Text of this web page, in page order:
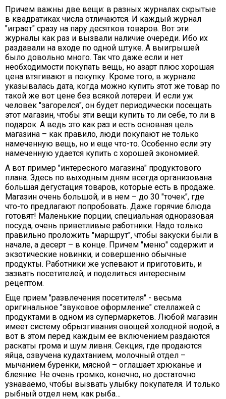
Причем важны две вещи: в разных журналах скрытые
в квадратиках числа отличаются. И каждый журнал
"играет" сразу на пару десятков товаров. Вот эти
журналы как раз и вызвали наличие очереди. Ибо их
раздавали на входе по одной штуке. А выигрышей
было довольно много. Так что даже если и нет
необходимости покупать вещь, но азарт плюс хорошая
цена втягивают в покупку. Кроме того, в журнале
указывалась дата, когда можно купить этот же товар по
такой же вот цене без всякой лотереи. И если уж
человек "загорелся", он будет периодически посещать
этот магазин, чтобы эти вещи купить то ли себе, то ли в
подарок. А ведь это как раз и есть основная цель
магазина – как правило, люди покупают не только
намеченную вещь, но и еще что-то. Особенно если эту
намеченную удается купить с хорошей экономией.
А вот пример "интересного магазина" продуктового
плана. Здесь по выходным дням всегда организована
большая дегустация товаров, которые есть в продаже.
Магазин очень большой, и в нем – до 30 "точек", где
что-то предлагают попробовать. Даже горячие блюда
готовят! Маленькие порции, специальная одноразовая
посуда, очень приветливые работники. Надо только
правильно проложить "маршрут", чтобы закуски были в
начале, а десерт – в конце. Причем "меню" содержит и
экзотические новинки, и совершенно обычные
продукты. Работники же успевают и приготовить, и
зазвать посетителей, и поделиться интересным
рецептом.
Еще прием "развлечения посетителя" - весьма
оригинальное "звуковое оформление" стеллажей с
продуктами в одном из супермаркетов. Любой магазин
имеет систему обрызгивания овощей холодной водой, а
вот в этом перед каждым ее включением раздаются
раскаты грома и шум ливня. Секция, где продаются
яйца, озвучена кудахтанием, молочный отдел –
мычанием буренки, мясной – оглашает хрюканье и
блеяние. Не очень громко, конечно, но достаточно
узнаваемо, чтобы вызвать улыбку покупателя. И только
рыбный отдел нем, как рыба…